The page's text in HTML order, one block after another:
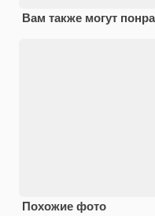
Вам также могут
Похожие фото